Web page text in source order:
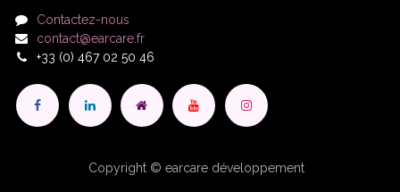
Contactez-nous
contact@earcare.fr
+33 (0) 467 02 50 46
Copyright © earcare développement